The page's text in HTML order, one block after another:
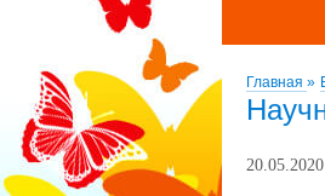
Главная »
20.05.2020